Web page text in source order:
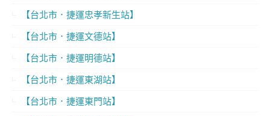
【台北市．捷運忠孝新生站】
【台北市．捷運文德站】
【台北市．捷運明德站】
【台北市．捷運東湖站】
【台北市．捷運東門站】